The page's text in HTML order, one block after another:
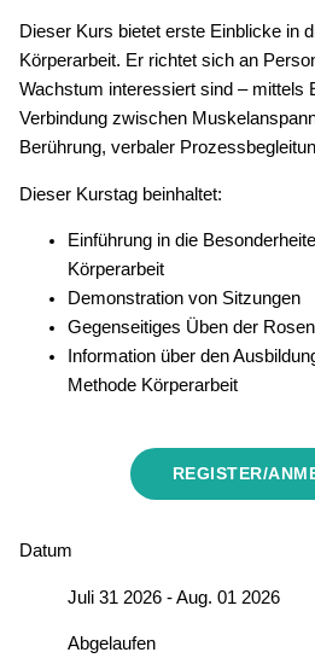
Dieser Kurs bietet erste Einblicke in
Körperarbeit. Er richtet sich an
Wachstum interessiert sind – mittels
Verbindung zwischen
Berührung, verbaler
Dieser Kurstag beinhaltet:
Einführung in die
Körperarbeit
Demonstration von Sitzungen
Gegenseitiges Üben der
Information über den
Methode Körperarbeit
REGISTER/
Datum
Juli 31 2026- Aug. 01 2026
Abgelaufen